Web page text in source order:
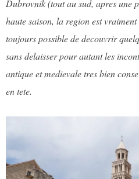
Dubrovnik (tout au sud, apres une
haute saison, la region est
toujours possible de decouvrir
sans delaisser pour autant les
antique et medievale tres bien
en tete.